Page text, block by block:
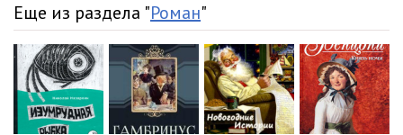
Proklyatie_019 04:06
Proklyatie_020 04:10
Proklyatie_021 04:04
Еще из раздела "Роман"